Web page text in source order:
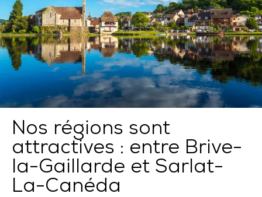
Nos régions sont
attractives : entre Brive-
la-Gaillarde et Sarlat-
La-Canéda